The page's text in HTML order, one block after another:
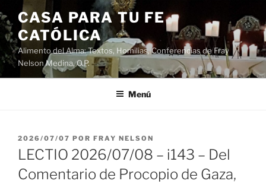
Saltar
al
contenido
CASA PARA TU FE
CATÓLICA
Alimento del Alma: Textos, Homilias, Conferencias de Fray
Nelson Medina, O.P.
Menú
PUBLICADO
EL
2026/07/07 POR FRAY NELSON
LECTIO 2026/07/08 – i143 – Del
Comentario de Procopio de Gaza,